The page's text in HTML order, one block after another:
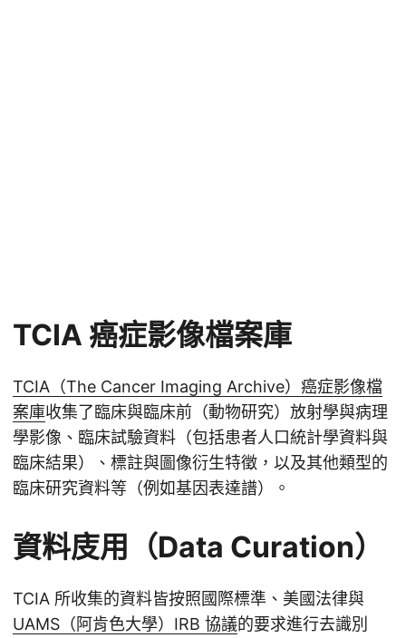
TCIA 癌症影像檔案庫
TCIA（The Cancer Imaging Archive）癌症影像檔
案庫收集了臨床與臨床前（動物研究）放射學與病理
學影像、臨床試驗資料（包括患者人口統計學資料與
臨床結果）、標註與圖像衍生特徵，以及其他類型的
臨床研究資料等（例如基因表達譜）。
資料庋用（Data Curation）
TCIA 所收集的資料皆按照國際標準、美國法律與
UAMS（阿肯色大學）IRB 協議的要求進行去識別